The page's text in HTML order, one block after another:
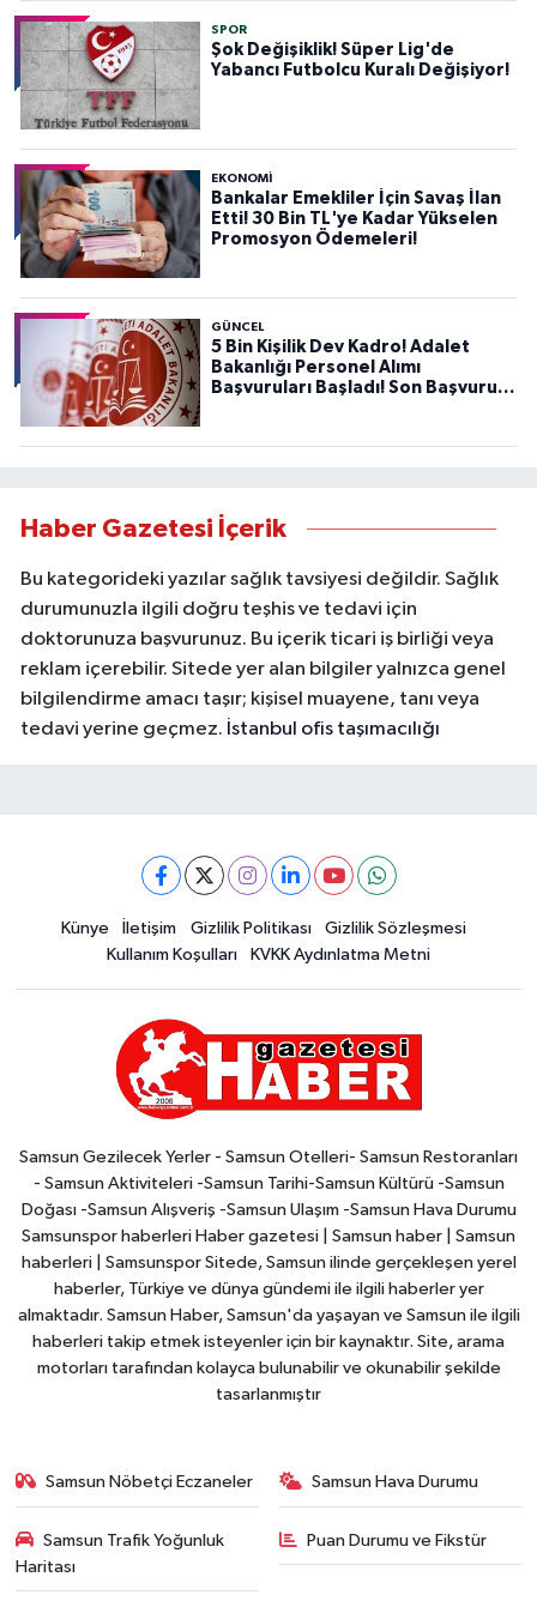
SPOR
Şok Değişiklik! Süper Lig'de
Yabancı Futbolcu Kuralı Değişiyor!
EKONOMİ
Bankalar Emekliler İçin Savaş İlan
Etti! 30 Bin TL'ye Kadar Yükselen
Promosyon Ödemeleri!
GÜNCEL
5 Bin Kişilik Dev Kadro! Adalet
Bakanlığı Personel Alımı
Başvuruları Başladı! Son Başvuru
Haber Gazetesi İçerik
Bu kategorideki yazılar sağlık tavsiyesi değildir. Sağlık
durumunuzla ilgili doğru teşhis ve tedavi için
doktorunuza başvurunuz. Bu içerik ticari iş birliği veya
reklam içerebilir. Sitede yer alan bilgiler yalnızca genel
bilgilendirme amacı taşır; kişisel muayene, tanı veya
tedavi yerine geçmez. İstanbul ofis taşımacılığı
Künye İletişim Gizlilik Politikası
Gizlilik Sözleşmesi
Kullanım Koşulları
KVKK Aydınlatma Metni
Samsun Gezilecek Yerler - Samsun Otelleri- Samsun Restoranları
- Samsun Aktiviteleri -Samsun Tarihi-Samsun Kültürü -Samsun
Doğası -Samsun Alışveriş -Samsun Ulaşım -Samsun Hava Durumu
Samsunspor haberleri Haber gazetesi | Samsun haber | Samsun
haberleri | Samsunspor Sitede, Samsun ilinde gerçekleşen yerel
haberler, Türkiye ve dünya gündemi ile ilgili haberler yer
almaktadır. Samsun Haber, Samsun'da yaşayan ve Samsun ile ilgili
haberleri takip etmek isteyenler için bir kaynaktır. Site, arama
motorları tarafından kolayca bulunabilir ve okunabilir şekilde
tasarlanmıştır
Samsun Nöbetçi Eczaneler Samsun Hava Durumu
Samsun Trafik Yoğunluk
Haritası
Puan Durumu ve Fikstür